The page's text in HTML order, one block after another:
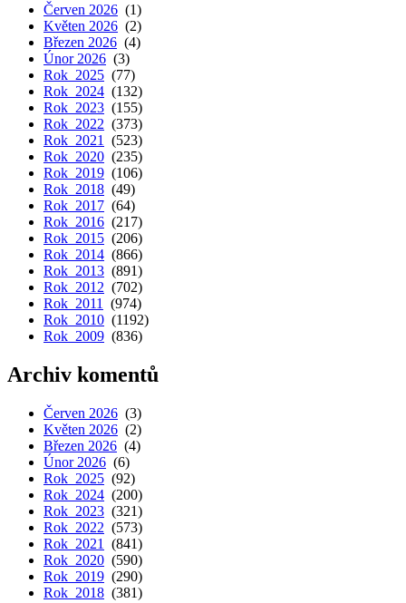
Červen 2026 (1)
Květen 2026 (2)
Březen 2026 (4)
Únor 2026 (3)
Rok 2025 (77)
Rok 2024 (132)
Rok 2023 (155)
Rok 2022 (373)
Rok 2021
(523)
Rok 2020 (235)
Rok 2019 (106)
Rok 2018 (49)
Rok 2017 (64)
Rok 2016 (217)
Rok 2015 (206)
Rok 2014 (866)
Rok 2013 (891)
Rok 2012 (702)
Rok 2011
(974)
Rok 2010 (1192)
Rok 2009 (836)
Archiv komentů
Červen 2026 (3)
Květen 2026 (2)
Březen 2026 (4)
Únor 2026 (6)
Rok 2025 (92)
Rok 2024 (200)
Rok 2023 (321)
Rok 2022 (573)
Rok 2021
(841)
Rok 2020 (590)
Rok 2019 (290)
Rok 2018 (381)